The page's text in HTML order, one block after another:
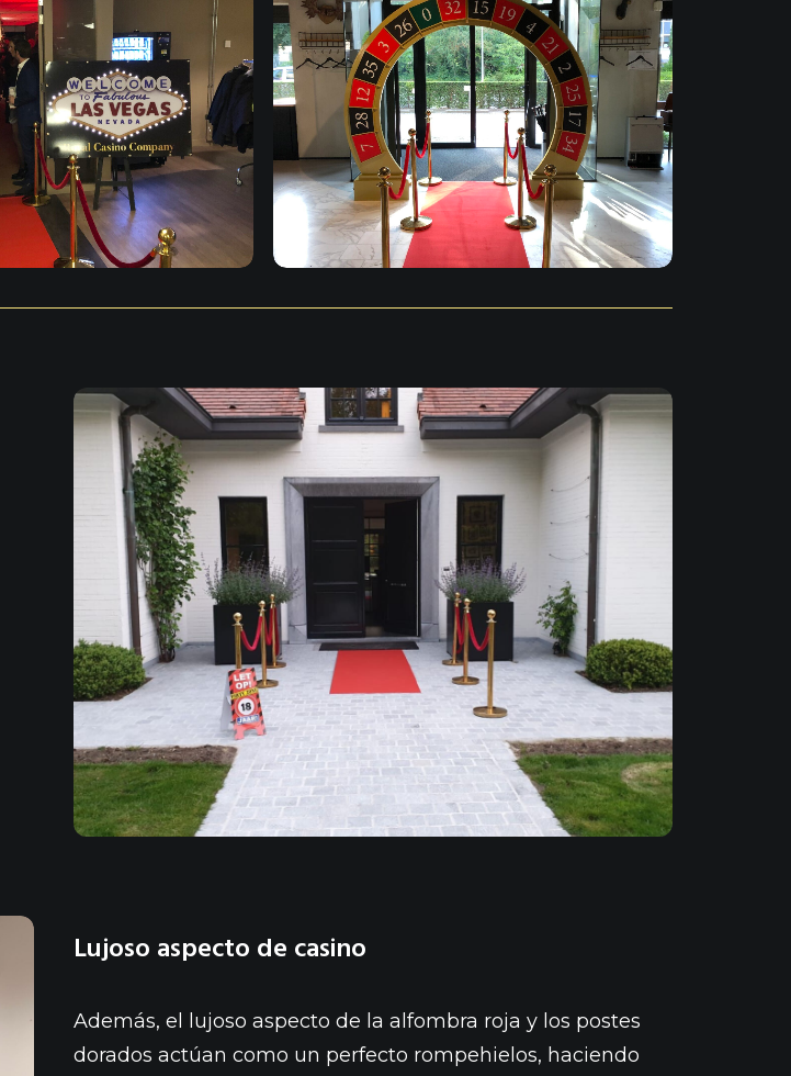
Lujoso aspecto de casino
Además, el lujoso aspecto de la alfombra roja y los postes
dorados actúan como un perfecto rompehielos, haciendo